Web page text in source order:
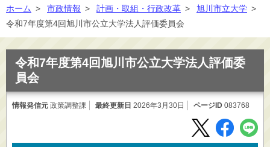
くらし
観光
施設一覧
ホーム > 市政情報 > 計画・取組・行政改革 > 旭川市立大学 >
令和7年度第4回旭川市公立大学法人評価委員会
令和7年度第4回旭川市公立大学法人評価委
員会
情報発信元 政策調整課 最終更新日 2026年3月30日 ページID 083768